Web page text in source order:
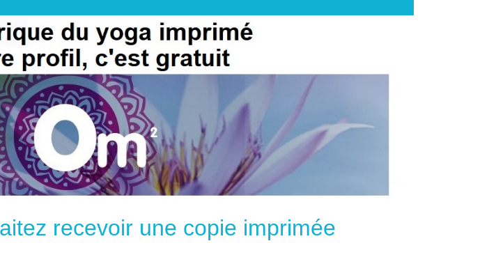
recevoir une copie imprimée